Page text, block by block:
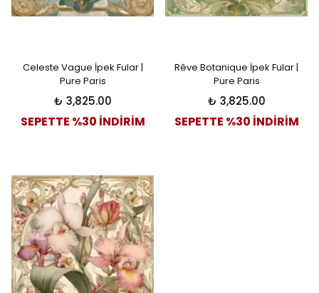
Celeste Vague İpek Fular |
Pure Paris
₺ 3,825.00
SEPETTE %30 İNDİRİM
Rêve Botanique İpek Fular |
Pure Paris
₺ 3,825.00
SEPETTE %30 İNDİRİM